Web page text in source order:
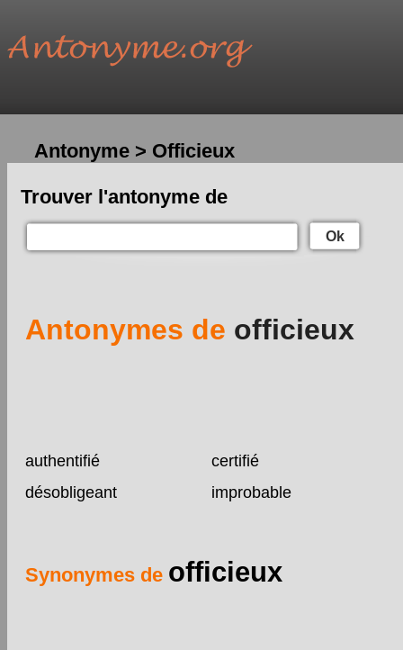
Antonyme > Officieux
Trouver l'antonyme de
Ok
Antonymes de officieux
authentifié
certifié
désobligeant
improbable
Synonymes de officieux